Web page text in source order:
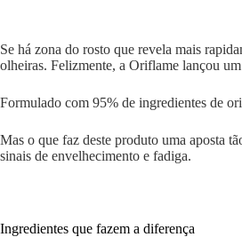
Se há zona do rosto que revela mais
olheiras. Felizmente, a Oriflame lançou
Formulado com 95% de ingredientes de
Mas o que faz deste produto uma aposta
sinais de envelhecimento e fadiga.
Ingredientes que fazem a diferença